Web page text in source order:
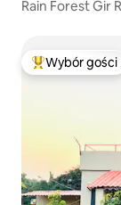
Rain Forest Gir
Wybór gości